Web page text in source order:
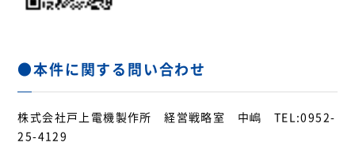
●本件に関する問い合わせ
株式会社戸上電機製作所 経営戦略室 中嶋 TEL:0952-
25-4129